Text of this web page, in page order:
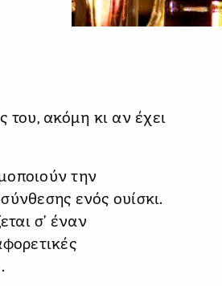
του, ακόμη κι αν έχει
την
ενός ουίσκι.
σ’ έναν